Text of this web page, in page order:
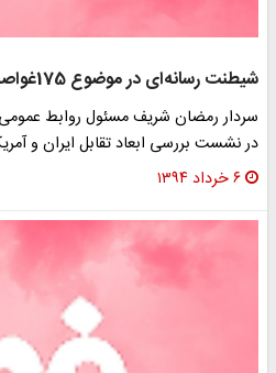
شیطنت رسانه‌ای در موضوع 175غواص‎شهید
سردار رمضان شریف مسئول روابط عمومی
در نشست بررسی ابعاد تقابل ایران و
۶ خرداد ۱۳۹۴